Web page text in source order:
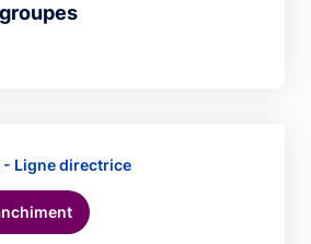
Ligne directrice